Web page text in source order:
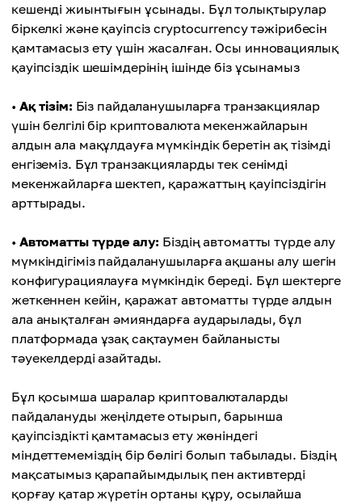
кешенді жиынтығын ұсынады. Бұл толықтырулар
біркелкі және қауіпсіз cryptocurrency тәжірибесін
қамтамасыз ету үшін жасалған. Осы инновациялық
қауіпсіздік шешімдерінің ішінде біз ұсынамыз
• Ақ тізім: Біз пайдаланушыларға транзакциялар
үшін белгілі бір криптовалюта мекенжайларын
алдын ала мақұлдауға мүмкіндік беретін ақ тізімді
енгіземіз. Бұл транзакцияларды тек сенімді
мекенжайларға шектеп, қаражаттың қауіпсіздігін
арттырады.
• Автоматты түрде алу: Біздің автоматты түрде алу
мүмкіндігіміз пайдаланушыларға ақшаны алу шегін
конфигурациялауға мүмкіндік береді. Бұл шектерге
жеткеннен кейін, қаражат автоматты түрде алдын
ала анықталған әмияндарға аударылады, бұл
платформада ұзақ сақтаумен байланысты
тәуекелдерді азайтады.
Бұл қосымша шаралар криптовалюталарды
пайдалануды жеңілдете отырып, барынша
қауіпсіздікті қамтамасыз ету жөніндегі
міндеттемеміздің бір бөлігі болып табылады. Біздің
мақсатымыз қарапайымдылық пен активтерді
қорғау қатар жүретін ортаны құру, осылайша